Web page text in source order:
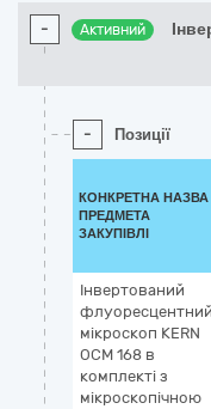
- Активний
- Позиції
КОНКРЕТНА НАЗВА
ПРЕДМЕТА
ЗАКУПІВЛІ
Інвертований
флуоресцентний
мікроскоп KERN
OCM 168 в
комплекті з
мікроскопічною